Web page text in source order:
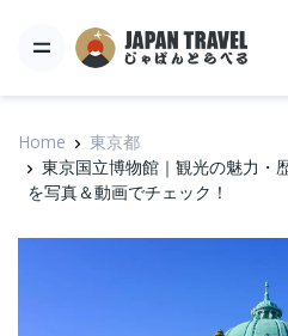
Home
東京都
東京国立博物館｜観光の魅力・
を写真＆動画でチェック！